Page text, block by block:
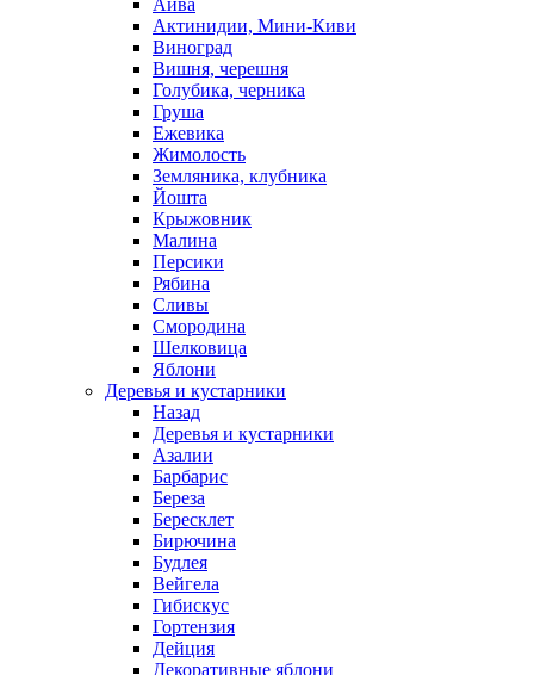
Айва
Актинидии, Мини-Киви
Виноград
Вишня, черешня
Голубика, черника
Груша
Ежевика
Жимолость
Земляника, клубника
Йошта
Крыжовник
Малина
Персики
Рябина
Сливы
Смородина
Шелковица
Яблони
Деревья и кустарники
Назад
Деревья и кустарники
Азалии
Барбарис
Береза
Бересклет
Бирючина
Будлея
Вейгела
Гибискус
Гортензия
Дейция
Декоративные яблони